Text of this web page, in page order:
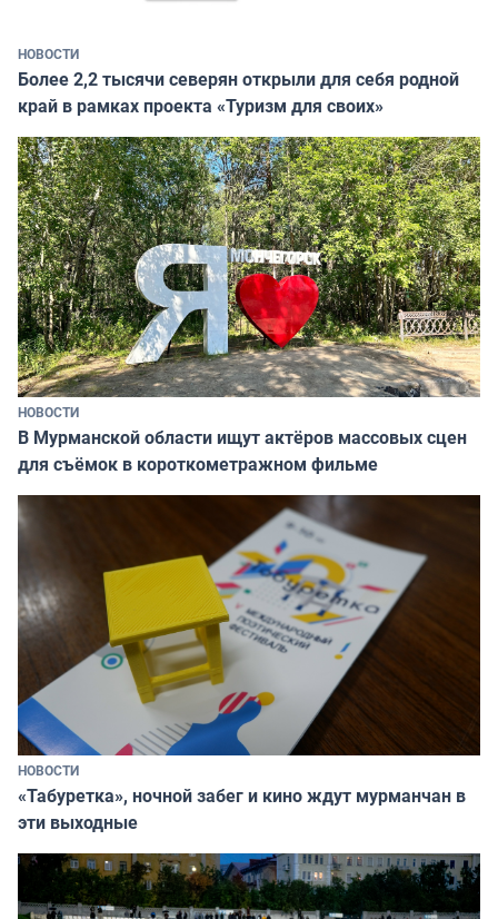
НОВОСТИ
Более 2,2 тысячи северян открыли для себя родной
край в рамках проекта «Туризм для своих»
НОВОСТИ
В Мурманской области ищут актёров массовых сцен
для съёмок в короткометражном фильме
НОВОСТИ
«Табуретка», ночной забег и кино ждут мурманчан в
эти выходные